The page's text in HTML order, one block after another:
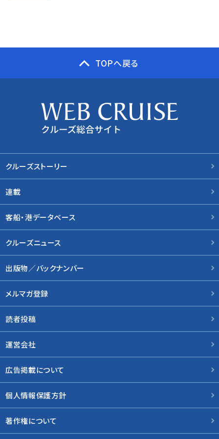
TOPへ戻る
クルーズストーリー
連載
客船・港データベース
クルーズニュース
出版物／バックナンバー
メルマガ登録
読者投稿
運営会社
広告掲載について
個人情報保護方針
著作権について